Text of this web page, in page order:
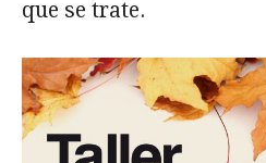
que se trate.